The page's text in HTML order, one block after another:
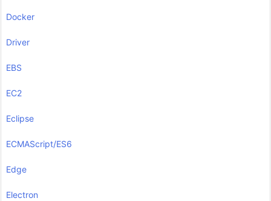
Docker
Driver
EBS
EC2
Eclipse
ECMAScript/ES6
Edge
Electron